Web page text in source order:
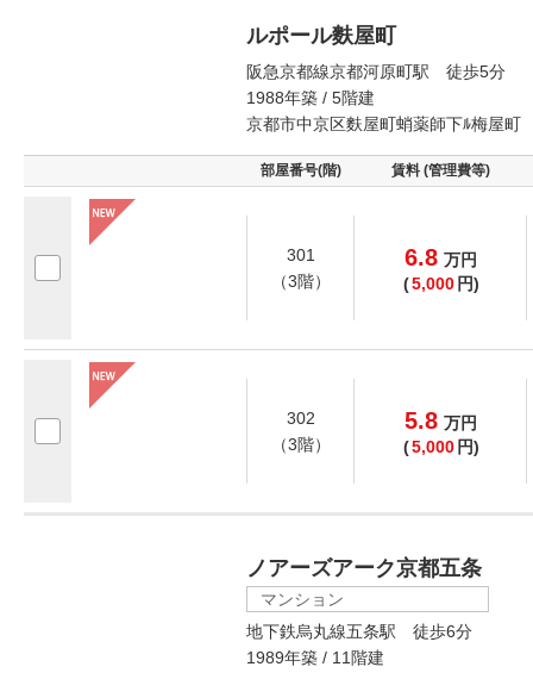
ルポール麩屋町
阪急京都線京都河原町駅 徒歩5分
1988年築 / 5階建
京都市中京区麩屋町蛸薬師下ﾙ梅屋町
部屋番号(階) 賃料 (管理費等)
301
（3階）
6.8 万円
(5,000 円)
302
（3階）
5.8 万円
(5,000 円)
ノアーズアーク京都五条
マンション
地下鉄烏丸線五条駅 徒歩6分
1989年築 / 11階建